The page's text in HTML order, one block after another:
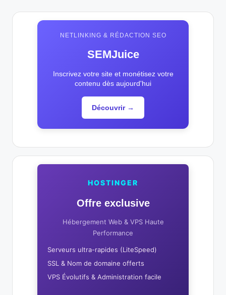
NETLINKING & RÉDACTION SEO
SEMJuice
Inscrivez votre site et monétisez votre
contenu dès aujourd'hui
Découvrir →
HOSTINGER
Offre exclusive
Hébergement Web & VPS Haute
Performance
Serveurs ultra-rapides (LiteSpeed)
SSL & Nom de domaine offerts
VPS Évolutifs & Administration facile